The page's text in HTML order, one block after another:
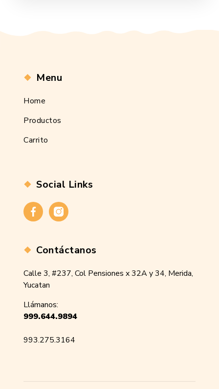
Menu
Home
Productos
Carrito
Social Links
FacebookInstagram
Contáctanos
Calle 3, #237, Col Pensiones x 32A y 34, Merida,
Yucatan
Llámanos:
999.644.9894
993.275.3164